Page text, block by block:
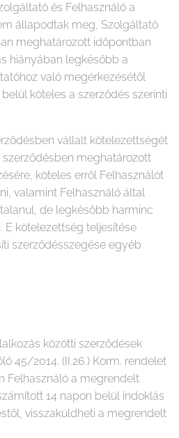
és Felhasználó a
állapodtak meg, Szolgáltató
meghatározott időpontban
hiányában legkésőbb a
való megérkezésétől
köteles a szerződés szerinti
vállalt kötelezettségét
meghatározott
köteles erről Felhasználót
valamint Felhasználó által
de legkésőbb harminc
E kötelezettség teljesítése
szerződésszegése egyéb
közötti szerződések
45/2014. (II.26.) Korm. rendelet
Felhasználó a megrendelt
14 napon belül indoklás
visszaküldheti a megrendelt